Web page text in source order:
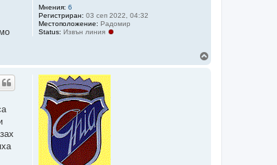
Мнения: 6
Регистриран: 03 сеп 2022, 04:32
Местоположение: Радомир
Status: Извън линия